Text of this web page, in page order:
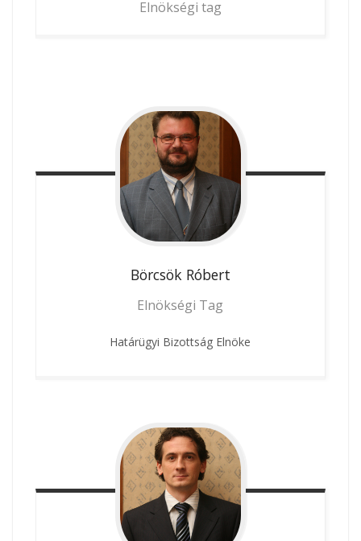
Elnökségi tag
Börcsök Róbert
Elnökségi Tag
Határügyi Bizottság Elnöke